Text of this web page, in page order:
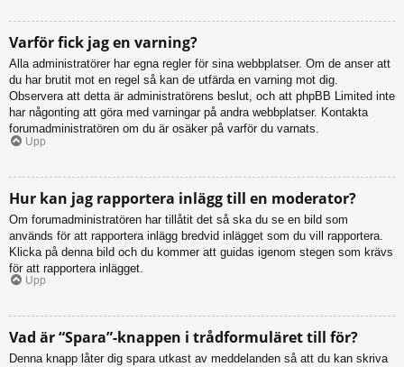
Varför fick jag en varning?
Alla administratörer har egna regler för sina webbplatser. Om de anser att
du har brutit mot en regel så kan de utfärda en varning mot dig.
Observera att detta är administratörens beslut, och att phpBB Limited inte
har någonting att göra med varningar på andra webbplatser. Kontakta
forumadministratören om du är osäker på varför du varnats.
Upp
Hur kan jag rapportera inlägg till en moderator?
Om forumadministratören har tillåtit det så ska du se en bild som
används för att rapportera inlägg bredvid inlägget som du vill rapportera.
Klicka på denna bild och du kommer att guidas igenom stegen som krävs
för att rapportera inlägget.
Upp
Vad är “Spara”-knappen i trådformuläret till för?
Denna knapp låter dig spara utkast av meddelanden så att du kan skriva